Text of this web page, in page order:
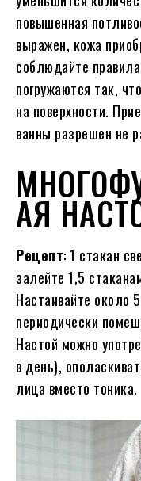
повышенная
выражен, кожа
соблюдайте
погружаются так,
на поверхности.
ванны разрешен не
АЯ
Рецепт: 1 стакан
залейте 1,5
Настаивайте около
периодически
Настой можно
в день),
лица вместо тоника.